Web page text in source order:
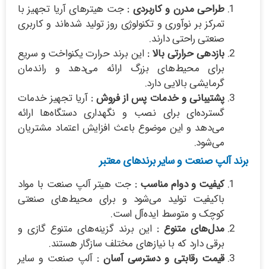
طراحی مدرن و کاربردی :جت هیترهای آریا تجهیز با
تمرکز بر نوآوری و تکنولوژی روز تولید شده‌اند و کاربری
صنعتی راحتی دارند.
بازدهی حرارتی بالا :این برند حرارت یکنواخت و سریع
برای محیط‌های بزرگ ارائه می‌دهد و راندمان
گرمایشی بالایی دارد.
پشتیبانی و خدمات پس از فروش :آریا تجهیز خدمات
گسترده‌ای برای نصب و نگهداری دستگاه‌ها ارائه
می‌دهد و این موضوع باعث افزایش اعتماد مشتریان
می‌شود.
برند آلپ صنعت و سایر برندهای معتبر
کیفیت و دوام مناسب :جت هیتر آلپ صنعت با مواد
باکیفیت تولید می‌شود و برای محیط‌های صنعتی
کوچک و متوسط ایده‌آل است.
مدل‌های متنوع : این برند گزینه‌های متنوع گازی و
برقی دارد که با نیازهای مختلف سازگار هستند.
قیمت رقابتی و دسترسی آسان :آلپ صنعت و سایر